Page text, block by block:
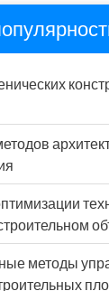
методы